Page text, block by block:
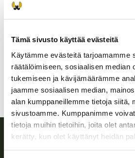
Tämä sivusto käyttää evästeitä
Käytämme evästeitä tarjoamamme
räätälöimiseen, sosiaalisen median
tukemiseen ja kävijämäärämme
jaamme sosiaalisen median,
alan kumppaneillemme tietoja siitä,
sivustoamme. Kumppanimme
tietoja muihin tietoihin, joita olet
kerätty, kun olet käyttänyt heidän
Huom! Ilmoittauduttava
Pohjois-Savo
pielavesi@rhy.riista.fi